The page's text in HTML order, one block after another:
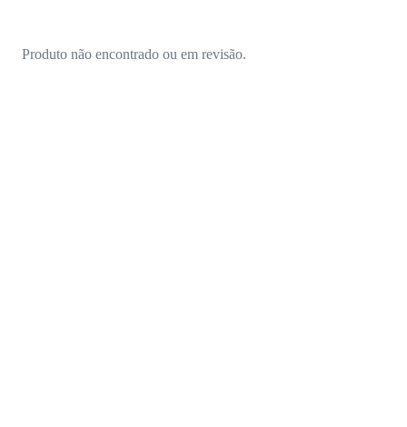
Produto não encontrado ou em revisão.